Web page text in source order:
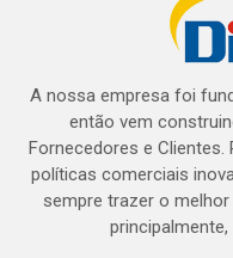
A nossa empresa foi
então vem
Fornecedores e
políticas comerciais
sempre trazer o